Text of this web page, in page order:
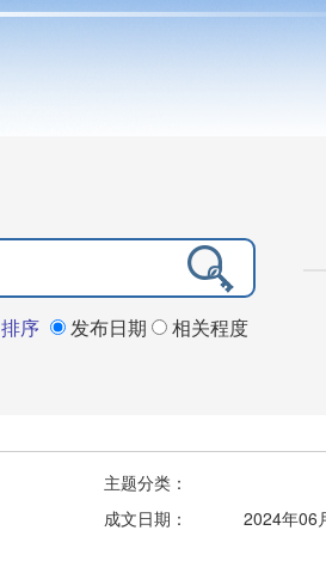
排序 发布日期 相关程度
主题分类：
成文日期：
2024年06